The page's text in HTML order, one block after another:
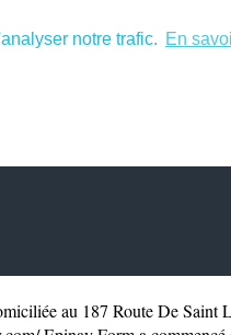
notre trafic. En
au 187 Route De Saint